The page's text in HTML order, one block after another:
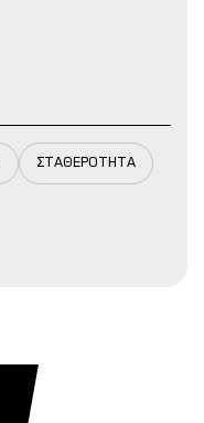
ΣΤΑΘΕΡΟΤΗΤΑ